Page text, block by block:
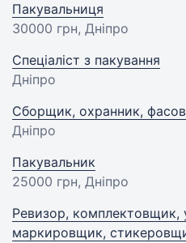
Пакувальниця
30000 грн, Дніпро
Спеціаліст з пакування
Дніпро
Сборщик, охранник,
Дніпро
Пакувальник
25000 грн, Дніпро
Ревизор,
маркировщик,